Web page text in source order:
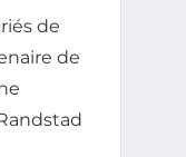
de
de